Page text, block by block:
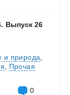
Выпуск 26
и природа
Прочая
0